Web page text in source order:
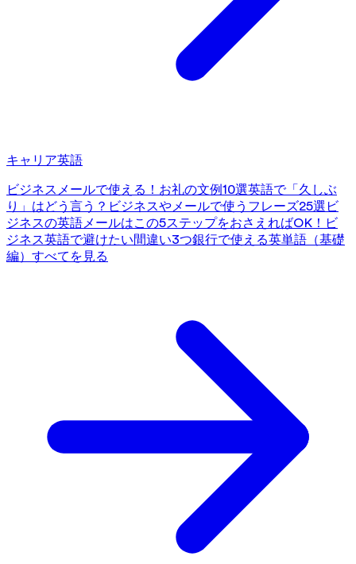
キャリア英語
ビジネスメールで使える！お礼の文例10選英語で「久しぶ
り」はどう言う？ビジネスやメールで使うフレーズ25選 ビ
ジネスの英語メールはこの5ステップをおさえればOK！ ビ
ジネス英語で避けたい間違い3つ銀行で使える英単語（基礎
編） すべてを見る